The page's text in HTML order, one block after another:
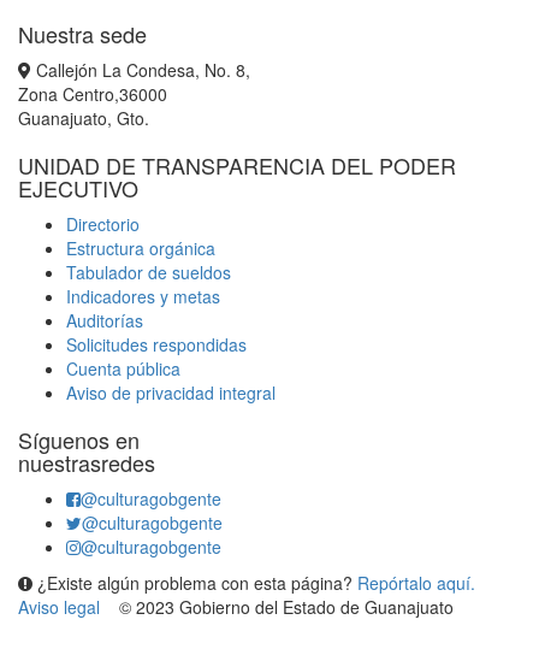
Nuestra sede
Callejón La Condesa, No. 8,
Zona Centro,36000
Guanajuato, Gto.
UNIDAD DE TRANSPARENCIA DEL PODER
EJECUTIVO
Directorio
Estructura orgánica
Tabulador de sueldos
Indicadores y metas
Auditorías
Solicitudes respondidas
Cuenta pública
Aviso de privacidad integral
Síguenos en
nuestrasredes
@culturagobgente
@culturagobgente
@culturagobgente
¿Existe algún problema con esta página? Repórtalo aquí.
Aviso legal
© 2023 Gobierno del Estado de Guanajuato